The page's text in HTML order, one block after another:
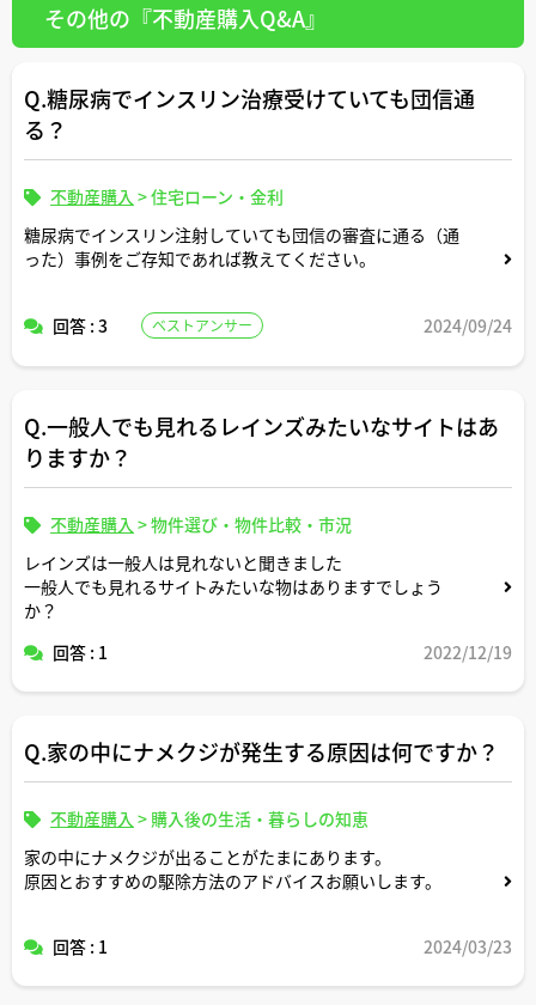
その他の『不動産購入Q&A』
Q.糖尿病でインスリン治療受けていても団信通
る？
不動産購入 >住宅ローン・金利
糖尿病でインスリン注射していても団信の審査に通る（通
った）事例をご存知であれば教えてください。
回答 : 3 ベストアンサー 2024/09/24
Q.一般人でも見れるレインズみたいなサイトはあ
りますか？
不動産購入 >物件選び・物件比較・市況
レインズは一般人は見れないと聞きました
一般人でも見れるサイトみたいな物はありますでしょう
か？
回答 : 1
2022/12/19
Q.家の中にナメクジが発生する原因は何ですか？
不動産購入 > 購入後の生活・暮らしの知恵
家の中にナメクジが出ることがたまにあります。
原因とおすすめの駆除方法のアドバイスお願いします。
回答 : 1 2024/03/23